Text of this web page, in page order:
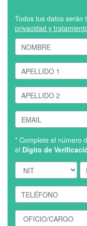
Todos tus datos serán
privacidad y
* Complete el número
el Dígito de